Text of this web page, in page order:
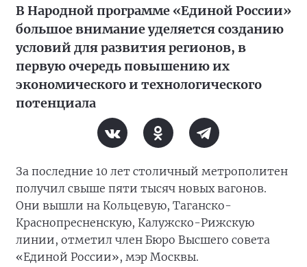
В Народной программе «Единой России»
большое внимание уделяется созданию
условий для развития регионов, в
первую очередь повышению их
экономического и технологического
потенциала
За последние 10 лет столичный метрополитен
получил свыше пяти тысяч новых вагонов.
Они вышли на Кольцевую, Таганско-
Краснопресненскую, Калужско-Рижскую
линии, отметил член Бюро Высшего совета
«Единой России», мэр Москвы.